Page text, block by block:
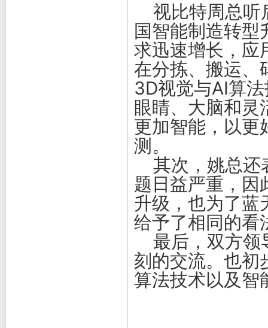
视比特周总听
国智能制造转型
求迅速增长，应
在分拣、搬运、
3D视觉与AI算
眼睛、大脑和灵
更加智能，以更
测。
其次，姚总还
题日益严重，因
升级，也为了蓝
给予了相同的看
最后， 双方领
刻的交流。也初
算法技术以及智